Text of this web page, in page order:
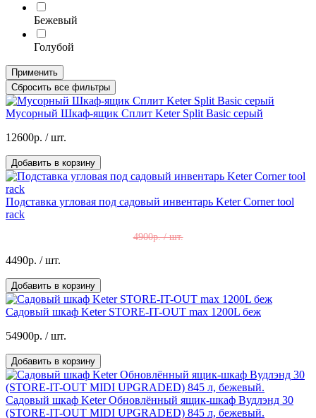
Бежевый
Голубой
Применить
Сбросить все фильтры
Мусорный Шкаф-ящик Сплит Keter Split Basic серый
12600р. / шт.
Добавить в корзину
Подставка угловая под садовый инвентарь Keter Corner tool
rack
4900р. / шт.
4490р. / шт.
Добавить в корзину
Садовый шкаф Keter STORE-IT-OUT max 1200L беж
54900р. / шт.
Добавить в корзину
Садовый шкаф Keter Обновлённый ящик-шкаф Вудлэнд 30
(STORE-IT-OUT MIDI UPGRADED) 845 л, бежевый.